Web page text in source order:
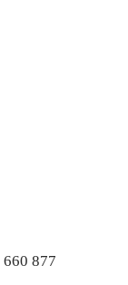
660 877